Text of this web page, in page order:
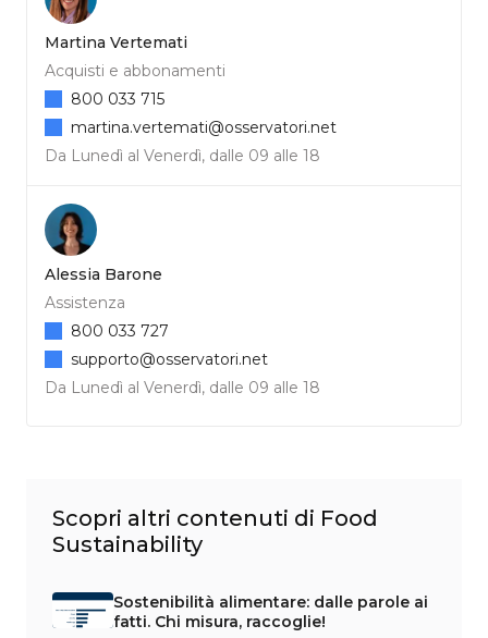
Martina Vertemati
Acquisti e abbonamenti
Da Lunedì al Venerdì, dalle 09 alle 18
800 033 715
martina.vertemati@osservatori.net
Alessia Barone
Assistenza
Da Lunedì al Venerdì, dalle 09 alle 18
800 033 727
supporto@osservatori.net
Scopri altri contenuti di Food
Sustainability
Sostenibilità alimentare: dalle parole ai
fatti. Chi misura, raccoglie!